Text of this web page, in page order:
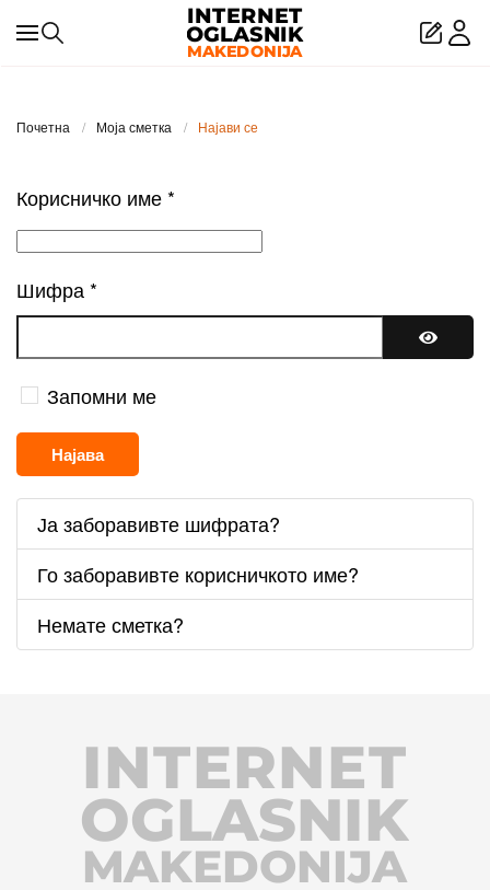
Skip to main content
Почетна Моја сметка Најави се
Корисничко име *
Шифра *
Запомни ме
Најава
Ја заборавивте шифрата?
Го заборавивте корисничкото име?
Немате сметка?
INTERNET
MAKEDONIJA
OGLASNIK